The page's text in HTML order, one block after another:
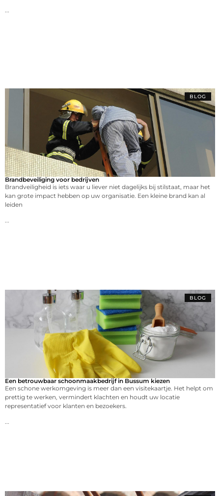
...
BLOG
Brandbeveiliging voor bedrijven
Brandveiligheid is iets waar u liever niet dagelijks bij stilstaat, maar het
kan grote impact hebben op uw organisatie. Een kleine brand kan al
leiden
...
BLOG
Een betrouwbaar schoonmaakbedrijf in Bussum kiezen
Een schone werkomgeving is meer dan een visitekaartje. Het helpt om
prettig te werken, vermindert klachten en houdt uw locatie
representatief voor klanten en bezoekers.
...